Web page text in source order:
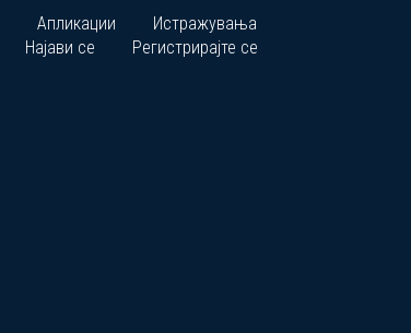
Апликации
Истражувања
Најави се Регистрирајте се